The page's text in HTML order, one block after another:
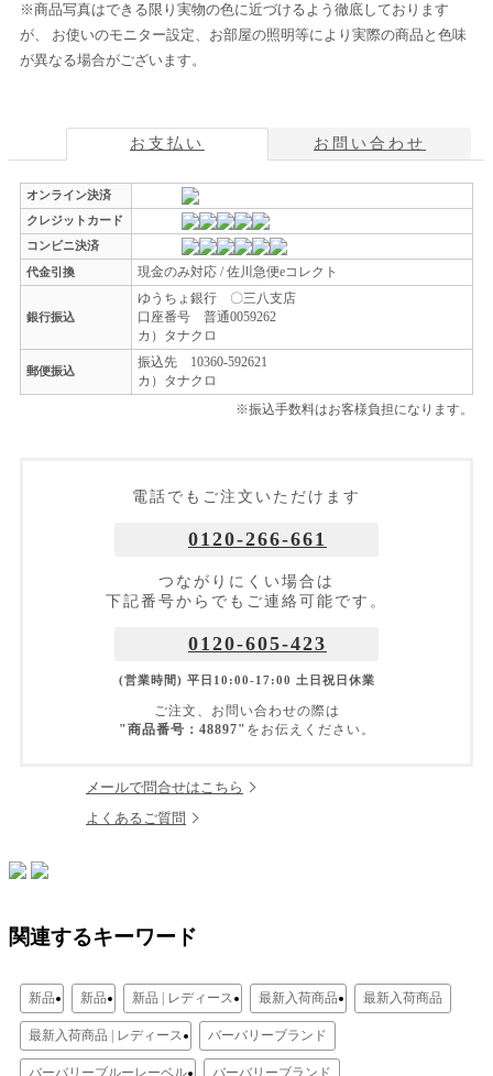
※商品写真はできる限り実物の色に近づけるよう徹底しております
が、 お使いのモニター設定、お部屋の照明等により実際の商品と色味
が異なる場合がございます。
お支払い お問い合わせ
オンライン決済
クレジットカード
コンビニ決済
代金引換
現金のみ対応 / 佐川急便eコレクト
銀行振込
ゆうちょ銀行 〇三八支店
口座番号 普通0059262
カ）タナクロ
郵便振込
振込先 10360-592621
カ）タナクロ
※振込手数料はお客様負担になります。
電話でもご注文いただけます
0120-266-661
つながりにくい場合は
下記番号からでもご連絡可能です。
0120-605-423
(営業時間) 平日10:00-17:00 土日祝日休業
ご注文、お問い合わせの際は
"商品番号：48897" をお伝えください。
メールで問合せはこちら
よくあるご質問
関連するキーワード
新品 新品 新品 | レディース 最新入荷商品 最新入荷商品
最新入荷商品 | レディース バーバリーブランド
バーバリーブルーレーベル バーバリーブランド